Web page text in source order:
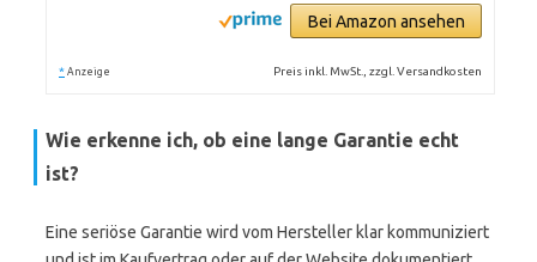
Bei Amazon ansehen
* Anzeige Preis inkl. MwSt., zzgl. Versandkosten
Wie erkenne ich, ob eine lange Garantie echt
ist?
Eine seriöse Garantie wird vom Hersteller klar kommuniziert